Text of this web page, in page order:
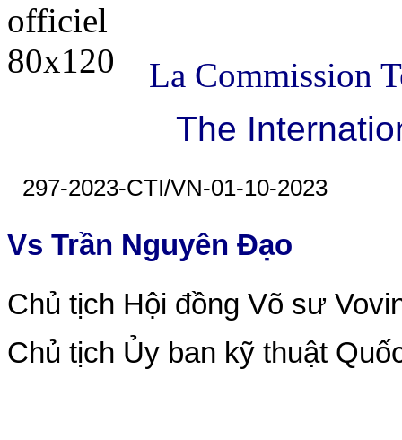
La Commission
The
297-2023-CTI/VN-01-10-2023
Vs Trần Nguyên Đạo
Chủ tịch Hội đồng Võ sư
Chủ tịch Ủy ban kỹ thuật